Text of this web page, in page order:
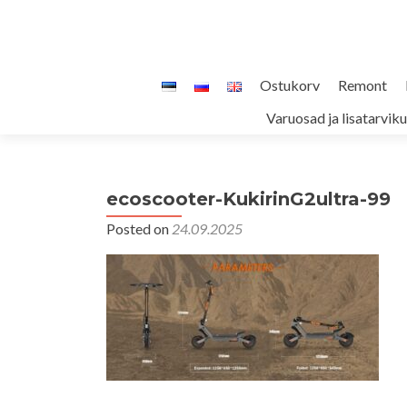
Ostukorv Remont
Varuosad ja
ecoscooter-KukirinG2ultra-99
Posted on 24.09.2025